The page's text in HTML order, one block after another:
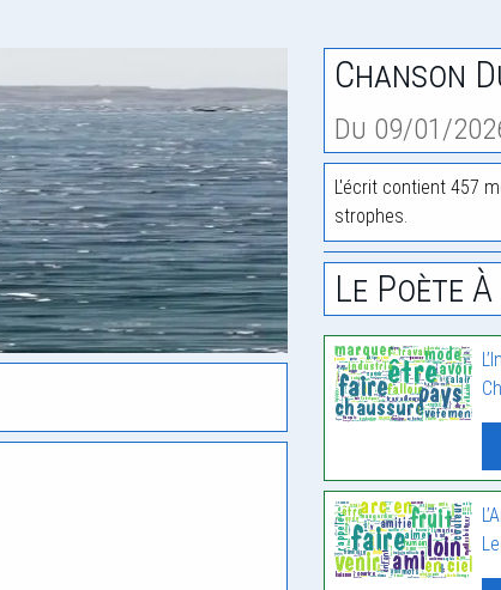
Chanson
Du 09/01/
L'écrit contient 457
strophes.
Le Poète